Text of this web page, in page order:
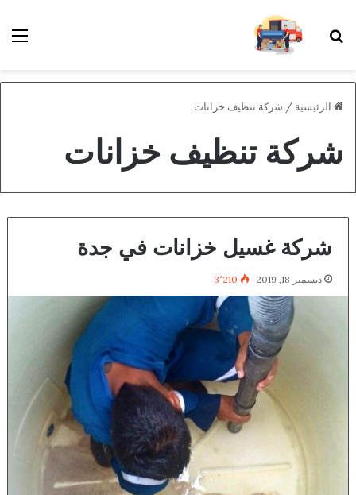
بحث عن
الرئيسية / شركة تنظيف خزانات
شركة تنظيف خزانات
شركة غسيل خزانات في جدة
ديسمبر 18, 2019 3٬210